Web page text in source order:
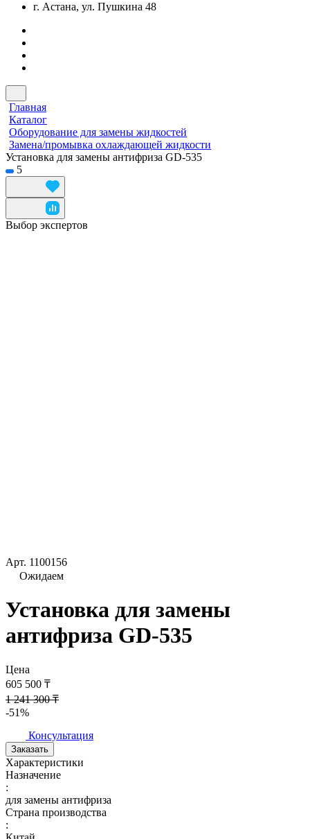
г. Астана, ул. Пушкина 48
Главная
Каталог
Оборудование для замены жидкостей
Замена/промывка охлаждающей жидкости
Установка для замены антифриза GD-535
5
Выбор экспертов
Арт. 1100156
Ожидаем
Установка для замены
антифриза GD-535
Цена
605 500 ₸
1 241 300 ₸
-51%
Консультация
Заказать
Характеристики
Назначение
:
для замены антифриза
Страна производства
: